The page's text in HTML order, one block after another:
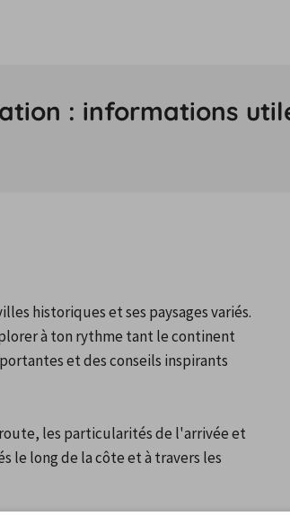
: informations
historiques et ses paysages variés.
à ton rythme tant le continent
et des conseils inspirants
les particularités de l'arrivée et
le long de la côte et à travers les